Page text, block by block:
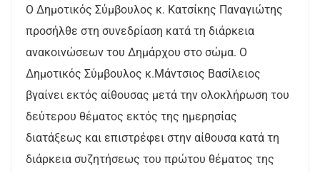
Ο Δημοτικός Σύμβουλος κ. Κατσίκης Παναγιώτης
προσήλθε στη συνεδρίαση κατά τη διάρκεια
ανακοινώσεων του Δημάρχου στο σώμα. Ο
Δημοτικός Σύμβουλος κ.Μάντσιος Βασίλειος
βγαίνει εκτός αίθουσας μετά την ολοκλήρωση του
δεύτερου θέματος εκτός της ημερησίας
διατάξεως και επιστρέφει στην αίθουσα κατά τη
διάρκεια συζητήσεως του πρώτου θέματος της